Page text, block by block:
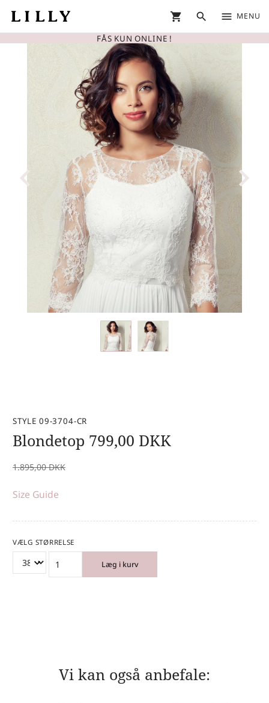
shopping_cart search menu MENU
FÅS KUN ONLINE !
STYLE 09-3704-CR
Blondetop 799,00 DKK
1.895,00 DKK
Size Guide
VÆLG STØRRELSE
Læg i kurv
Vi kan også anbefale: